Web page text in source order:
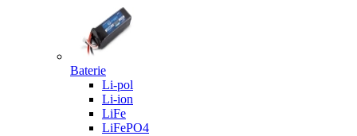
Baterie
Li-pol
Li-ion
LiFe
LiFePO4